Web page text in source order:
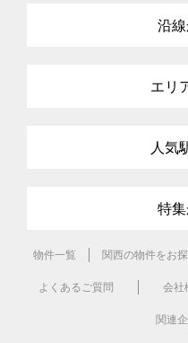
沿
エリ
人気
特
物件一覧 関西の物件をお
よくあるご質問 会社
関連